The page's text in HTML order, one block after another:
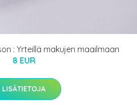
: Yrteillä makujen maailmaan
8 EUR
LISÄTIETOJA